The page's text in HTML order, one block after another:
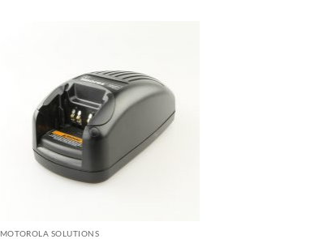
MOTOROLA SOLUTIONS